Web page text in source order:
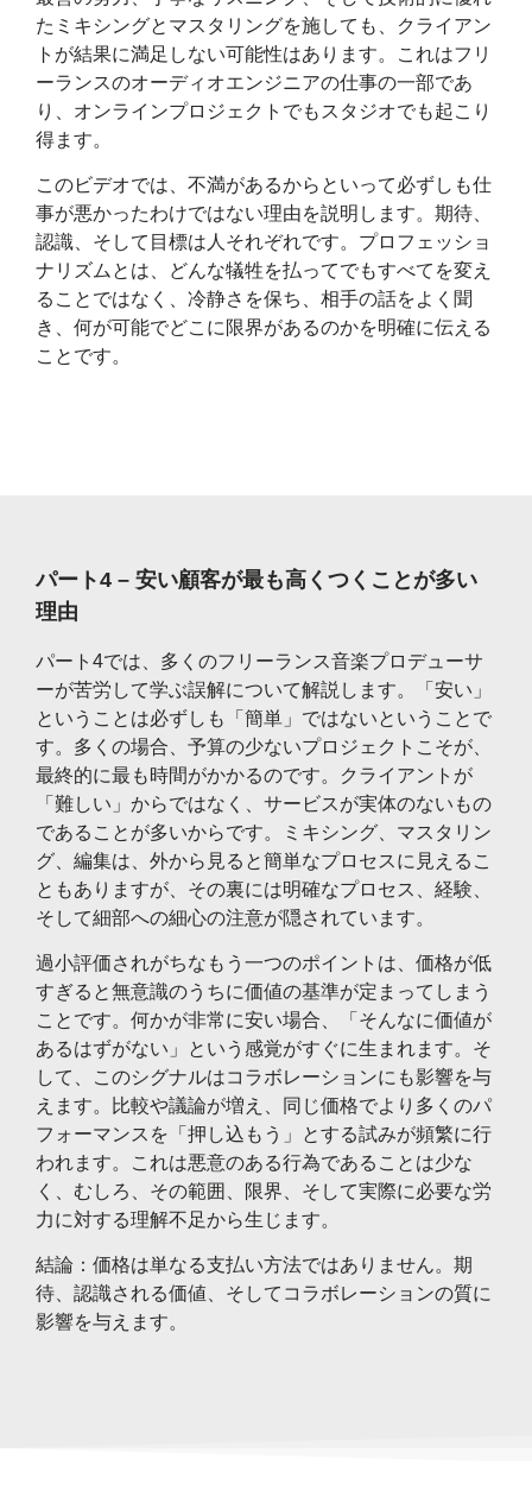
たミキシングとマスタリングを施しても、クライアン
トが結果に満足しない可能性はあります。これはフリ
ーランスのオーディオエンジニアの仕事の一部であ
り、オンラインプロジェクトでもスタジオでも起こり
得ます。
このビデオでは、不満があるからといって必ずしも仕
事が悪かったわけではない理由を説明します。期待、
認識、そして目標は人それぞれです。プロフェッショ
ナリズムとは、どんな犠牲を払ってでもすべてを変え
ることではなく、冷静さを保ち、相手の話をよく聞
き、何が可能でどこに限界があるのか​​を明確に伝える
ことです。
パート4 – 安い顧客が最も高くつくことが多い
理由
パート4では、多くのフリーランス音楽プロデューサ
ーが苦労して学ぶ誤解について解説します。「安い」
ということは必ずしも「簡単」ではないということで
す。多くの場合、予算の少ないプロジェクトこそが、
最終的に最も時間がかかるのです。クライアントが
「難しい」からではなく、サービスが実体のないもの
であることが多いからです。ミキシング、マスタリン
グ、編集は、外から見ると簡単なプロセスに見えるこ
ともありますが、その裏には明確なプロセス、経験、
そして細部への細心の注意が隠されています。
過小評価されがちなもう一つのポイントは、価格が低
すぎると無意識のうちに価値の基準が定まってしまう
ことです。何かが非常に安い場合、「そんなに価値が
あるはずがない」という感覚がすぐに生まれます。そ
して、このシグナルはコラボレーションにも影響を与
えます。比較や議論が増え、同じ価格でより多くのパ
フォーマンスを「押し込もう」とする試みが頻繁に行
われます。これは悪意のある行為であることは少な
く、むしろ、その範囲、限界、そして実際に必要な労
力に対する理解不足から生じます。
結論：価格は単なる支払い方法ではありません。期
待、認識される価値、そしてコラボレーションの質に
影響を与えます。